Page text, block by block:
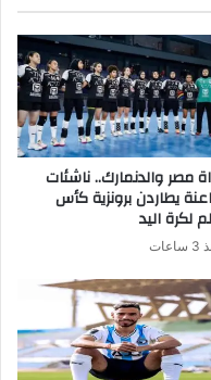
مصر والدنمارك.. ناشئات
يطاردن برونزية كأس
لكرة اليد